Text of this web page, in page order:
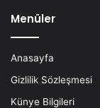
Menüler
Anasayfa
Gizlilik Sözleşmesi
Künye Bilgileri